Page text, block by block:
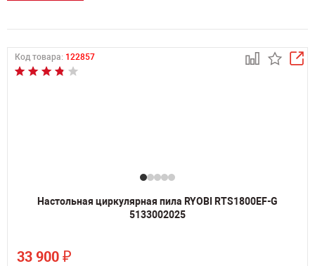
Код товара: 122857
Настольная циркулярная пила RYOBI RTS1800EF-G
5133002025
33 900 ₽